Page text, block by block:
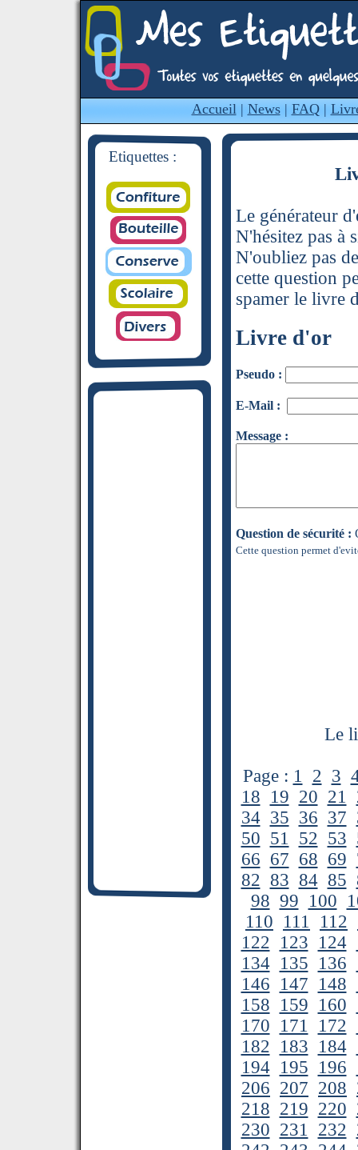
Accueil| News| FAQ|
Etiquettes :
Le générateur
N'hésitez pas à
N'oubliez pas
cette question
spamer le livre
Livre d'or
Pseudo :
E-Mail :
Message :
Question de sécurité :
Cette question permet
Le
Page : 1 2 3
18 19 20 21
34 35 36 37
50 51 52 53
66 67 68 69
82 83 84 85
98 99 100
110 111 112
122 123 124
134 135 136
146 147 148
158 159 160
170 171 172
182 183 184
194 195 196
206 207 208
218 219 220
230 231 232